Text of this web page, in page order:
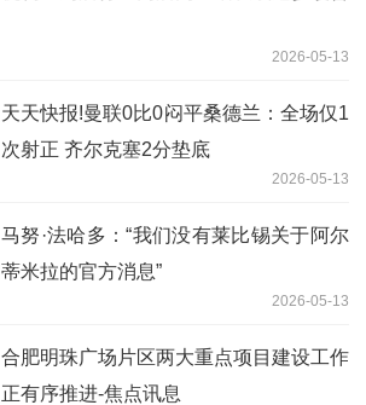
2026-05-13
天天快报!曼联0比0闷平桑德兰：全场仅1
次射正 齐尔克塞2分垫底
2026-05-13
马努·法哈多：“我们没有莱比锡关于阿尔
蒂米拉的官方消息”
2026-05-13
合肥明珠广场片区两大重点项目建设工作
正有序推进-焦点讯息